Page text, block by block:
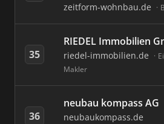
zeitform-wohnbau.de
35
RIEDEL Immobilien
riedel-immobilien.de
Makler
36
neubau kompass AG
neubaukompass.de